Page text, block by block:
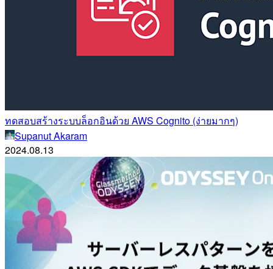
ทดสอบสร้างระบบล็อกอินด้วย AWS Cognito (ง่ายมากๆ)
Supanut Akaram
2024.08.13